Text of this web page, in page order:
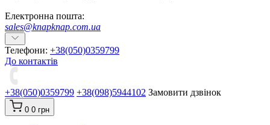
Електронна пошта:
sales@knapknap.com.ua
Телефони: +38(050)0359799
До контактів
+38(050)0359799 +38(098)5944102 Замовити дзвінок
0 0 грн